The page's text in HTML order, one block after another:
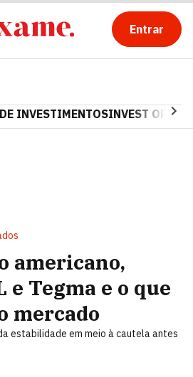
Entrar
INVESTIMENTOSINVEST OPINA
americano,
e Tegma e o que
mercado
estabilidade em meio à cautela antes